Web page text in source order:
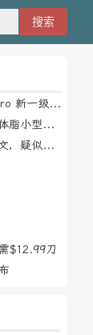
WAHIN 华凌 KFR-35GW/N8HL1Pro 新一级能效 壁挂式空调 1.5匹
电子称体重秤家用精准的充电人体体脂小型称重支持HUAWEI HiLink
网传的《东风的一生》高考满分作文，疑似自媒体或其他渠道炒作
$12.99刀